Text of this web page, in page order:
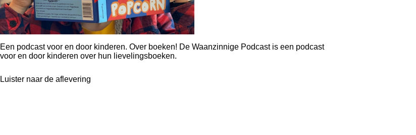
Een podcast voor en door kinderen. Over boeken! De Waanzinnige Podcast is een podcast
voor en door kinderen over hun lievelingsboeken.
Luister naar de aflevering